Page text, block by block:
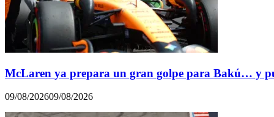
McLaren ya prepara un gran golpe para Bakú… y
09/08/202609/08/2026